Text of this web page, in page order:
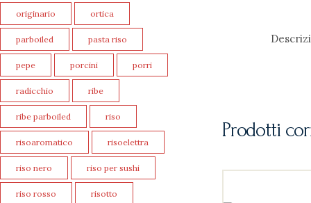
Prodotti
originario ortica
parboiled pasta riso
pepe porcini porri
radicchio ribe
ribe parboiled riso
risoaromatico risoelettra
riso nero riso per sushi
riso rosso risotto